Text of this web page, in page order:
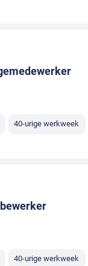
40-urige werkweek
40-urige werkweek